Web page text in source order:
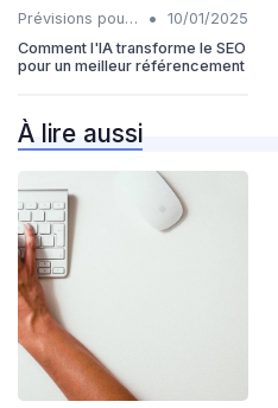
Prévisions pour l'intégration IA et SEO •
10/01/2025
Comment l'IA transforme le SEO
pour un meilleur référencement
À lire aussi